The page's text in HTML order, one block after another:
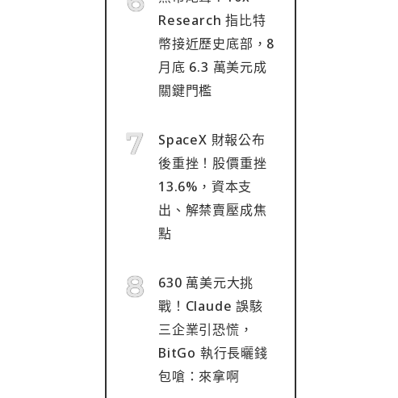
Research 指比特
幣接近歷史底部，8
月底 6.3 萬美元成
關鍵門檻
SpaceX 財報公布
後重挫！股價重挫
13.6%，資本支
出、解禁賣壓成焦
點
630 萬美元大挑
戰！Claude 誤駭
三企業引恐慌，
BitGo 執行長曬錢
包嗆：來拿啊